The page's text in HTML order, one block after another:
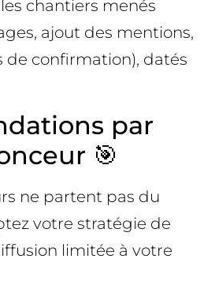
chantiers menés
ajout des mentions,
de confirmation), datés
par
🎯
ne partent pas du
votre stratégie de
limitée à votre